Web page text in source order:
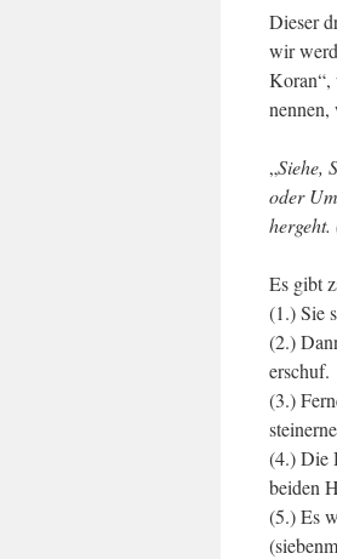
Dieser
wir
nennen,
„Siehe,
oder
Es gibt
(1.) Sie
(2.)
erschuf.
(3.)
(4.) Die
beiden
(5.) Es